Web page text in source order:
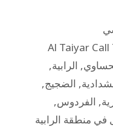
Al Taiyar Call
, الرابية,
, الضجيج,
, الفردوس,
منطقة الرابية